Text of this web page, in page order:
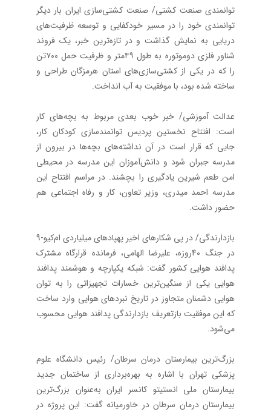
توانمندی صنعت کشتی/ صنعت کشتی‌سازی ایران بار دیگر
توانمندی خود را در مسیر خودکفایی و توسعه ظرفیت‌های
دریایی به نمایش گذاشت و در تازه‌ترین خبر، یک فروند
شناور فلزی دوموتوره به‌ طول ۴۹متر و ظرفیت حمل ۷۰۰تن
را که در یکی از کشتی‌سازی‌های استان هرمزگان طراحی و
ساخته شده بود، با موفقیت به آب انداخت.
عدالت آموزشی/ خبر خوب بعدی مربوط به بچه‌های کار
است: افتتاح نخستین پردیس توانمندسازی کودکان کار،
جایی که قرار است در آن نداشته‌های بچه‌ها در بیرون از
مدرسه جبران شود و دانش‌آموزان این مدرسه در محیطی
امن طعم شیرین یادگیری را بچشند. در مراسم افتتاح این
مدرسه احمد میدری، وزیر تعاون، کار و رفاه اجتماعی هم
حضور داشت.
بازدارندگی/ در پی شکار‌های اخیر پهپادهای میلیاردی ام‌کیو-9
در جنگ 40روزه، علیرضا الهامی، فرمانده قرارگاه مشترک
پدافند هوایی کشور گفت: شبکه یکپارچه و هوشمند پدافند
هوایی یکی از سنگین‌ترین خسارات تجهیزاتی را به توان
هوایی دشمنان متجاوز در تاریخ نبردهای هوایی وارد ساخت
که این موفقیت بازتعریف بازدارندگی پدافند هوایی محسوب
می‌شود.
بزرگ‌ترین بیمارستان درمان سرطان/ رئیس دانشگاه علوم
پزشکی تهران با اشاره به بهره‌برداری از ساختمان جدید
بیمارستان ملی انستیتو کانسر ایران به‌عنوان بزرگ‌ترین
بیمارستان درمان سرطان در خاورمیانه گفت: این پروژه در